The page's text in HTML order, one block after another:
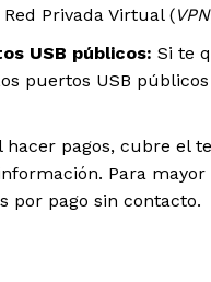
Privada Virtual (VPN
USB públicos: Si te
puertos USB
hacer pagos, cubre el
Para
por pago sin contacto.